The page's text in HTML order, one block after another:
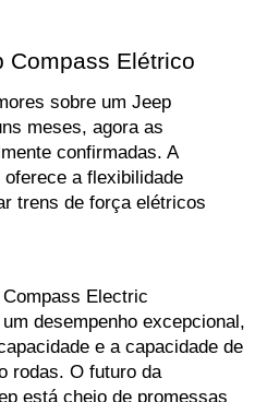
Compass Elétrico
sobre um Jeep
meses, agora as
confirmadas. A
a flexibilidade
trens de força elétricos
Electric
desempenho excepcional,
e a capacidade de
rodas. O futuro da
está cheio de promessas